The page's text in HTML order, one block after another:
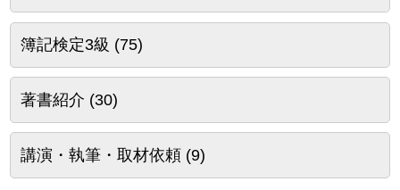
簿記検定3級 (75)
著書紹介 (30)
講演・執筆・取材依頼(9)